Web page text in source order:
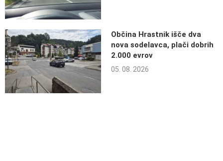
Občina Hrastnik išče dva
nova sodelavca, plači dobrih
2.000 evrov
05. 08. 2026